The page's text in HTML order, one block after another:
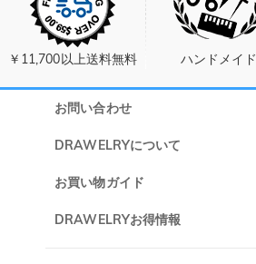
￥11,700以上送料無料 ハンドメイド
お問い合わせ
DRAWELRYについて
DRAWELRYについて
お買い物ガイド
発送について
DRAWELRYお得情報